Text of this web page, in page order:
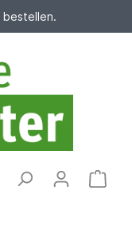
bestellen.